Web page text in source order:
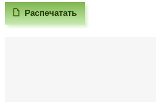
Распечатать